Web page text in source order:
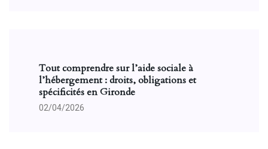
Tout comprendre sur l’aide sociale à
l’hébergement : droits, obligations et
spécificités en Gironde
02/04/2026